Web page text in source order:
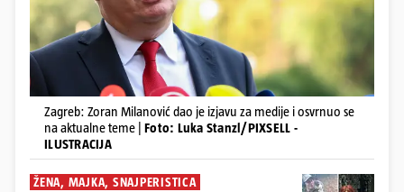
Zagreb: Zoran Milanović dao je izjavu za medije i osvrnuo se
na aktualne teme | Foto: Luka Stanzl/PIXSELL -
ILUSTRACIJA
ŽENA, MAJKA, SNAJPERISTICA